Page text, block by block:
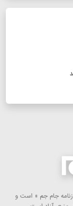
جام جم » است و